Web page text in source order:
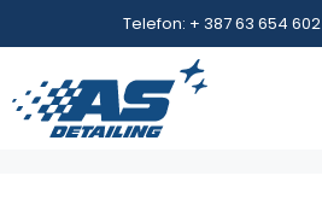
Telefon: + 387 63 654 602